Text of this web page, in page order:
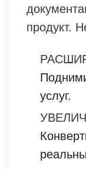
продукт.
услуг.